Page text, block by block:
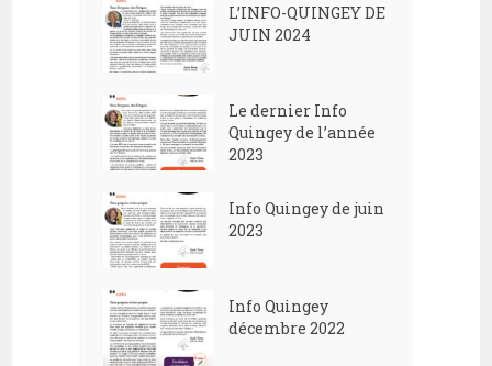
L’INFO-QUINGEY DE
JUIN 2024
Le dernier Info
Quingey de l’année
2023
Info Quingey de juin
2023
Info Quingey
décembre 2022